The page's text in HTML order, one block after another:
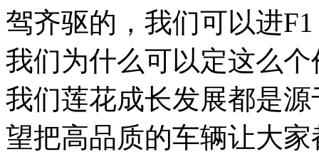
驾齐驱的，我们可以进
我们为什么可以定这么
我们莲花成长发展都是
望把高品质的车辆让大